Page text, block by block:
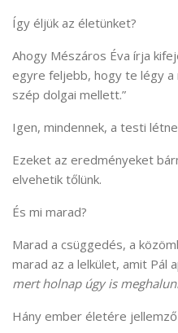
Így éljük az életünket?
Ahogy Mészáros Éva írja
egyre feljebb, hogy te légy
szép dolgai mellett.”
Igen, mindennek, a testi
Ezeket az eredményeket
elvehetik tőlünk.
És mi marad?
Marad a csüggedés, a
marad az a lelkület, amit Pál
mert holnap úgy is
Hány ember életére